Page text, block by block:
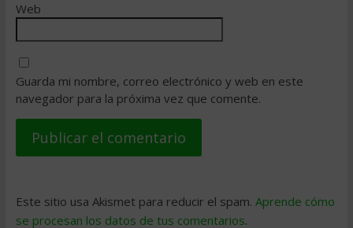
Web
Guarda mi nombre, correo electrónico y web en este
navegador para la próxima vez que comente.
Este sitio usa Akismet para reducir el spam. Aprende cómo
se procesan los datos de tus comentarios.